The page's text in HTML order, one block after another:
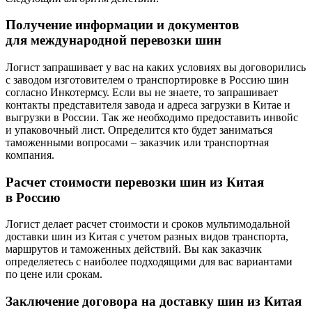
Получение информации и документов
для международной перевозки шин
Логист запрашивает у вас на каких условиях вы договорились
с заводом изготовителем о транспортировке в Россию шин
согласно Инкотермсу. Если вы не знаете, то запрашивает
контакты представителя завода и адреса загрузки в Китае и
выгрузки в России. Так же необходимо предоставить инвойс
и упаковочный лист. Определится кто будет заниматься
таможенными вопросами – заказчик или транспортная
компания.
Расчет стоимости перевозки шин из Китая
в Россию
Логист делает расчет стоимости и сроков мультимодальной
доставки шин из Китая с учетом разных видов транспорта,
маршрутов и таможенных действий. Вы как заказчик
определяетесь с наиболее подходящими для вас вариантами
по цене или срокам.
Заключение договора на доставку шин из Китая